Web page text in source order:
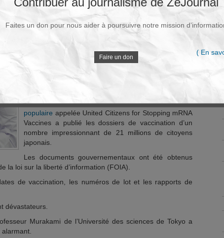
Souscrire à la newsletter
Le Japon vient de larguer une bombe nucléaire
de données qui brise le récit «sûr et efficace»
autour des «vaccins» à ARNm contre la Covid.
dans le milieu médical, unecoalition
populaire appelée United Citizens for Stopping mRNA
Vaccines a publié les dossiers de vaccination d’un
nombre impressionnant de 21 millions de citoyens
japonais.
Les documents gouvernementaux ont été obtenus
la loi sur la liberté d’information (FOIA).
de vaccination, les numéros de lot et les rapports de
dévastateurs.
Murakami de l’Université des sciences de Tokyo a
Faites un don pour nous aider à poursuivre notre mission
Faire un don
( En